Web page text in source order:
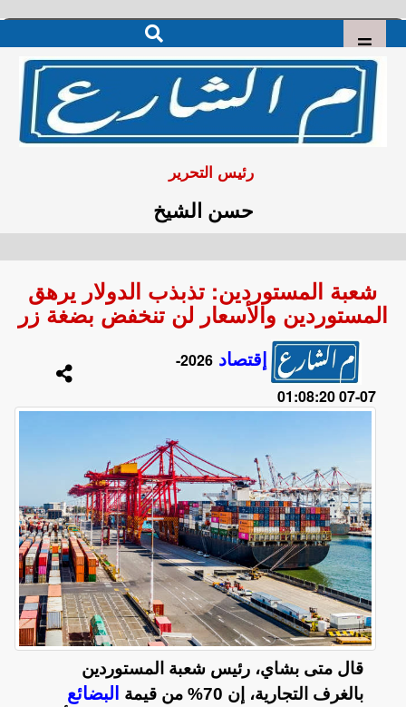
رئيس التحرير
حسن الشيخ
شعبة المستوردين: تذبذب الدولار يرهق
المستوردين والأسعار لن تنخفض بضغة زر
إقتصاد
2026-
07-07 01:08:20
قال متى بشاي، رئيس شعبة المستوردين
بالغرف التجارية، إن 70% من قيمة
البضائع